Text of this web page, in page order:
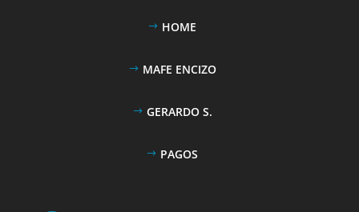
HOME
MAFE ENCIZO
GERARDO S.
PAGOS